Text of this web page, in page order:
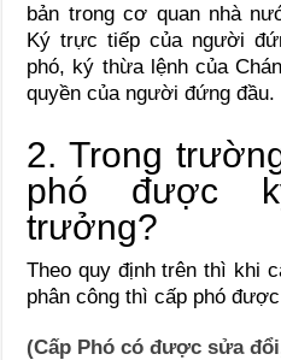
bản trong cơ quan nhà
Ký trực tiếp của người
phó, ký thừa lệnh của
quyền của người đứng đầu.
2. Trong
phó được
trưởng?
Theo quy định trên thì khi
phân công thì cấp phó
(Cấp Phó có được sửa